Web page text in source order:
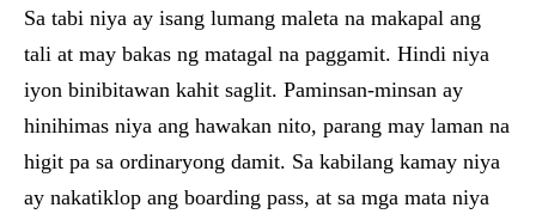
Sa tabi niya ay isang lumang maleta na makapal ang
tali at may bakas ng matagal na paggamit. Hindi niya
iyon binibitawan kahit saglit. Paminsan-minsan ay
hinihimas niya ang hawakan nito, parang may laman na
higit pa sa ordinaryong damit. Sa kabilang kamay niya
ay nakatiklop ang boarding pass, at sa mga mata niya